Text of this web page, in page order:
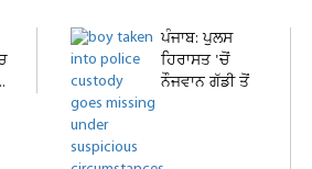
ਪੰਜਾਬ: ਪੁਲਸ
ਹਿਰਾਸਤ 'ਚੋਂ
ਨੌਜਵਾਨ ਗੱਡੀ ਤੋਂ